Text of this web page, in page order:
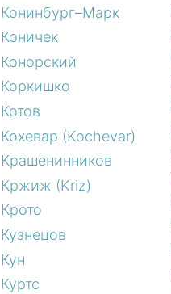
Конинбург–Марк
Коничек
Конорский
Коркишко
Котов
Кохевар (Kochevar)
Крашенинников
Кржиж (Kriz)
Крото
Кузнецов
Кун
Куртс